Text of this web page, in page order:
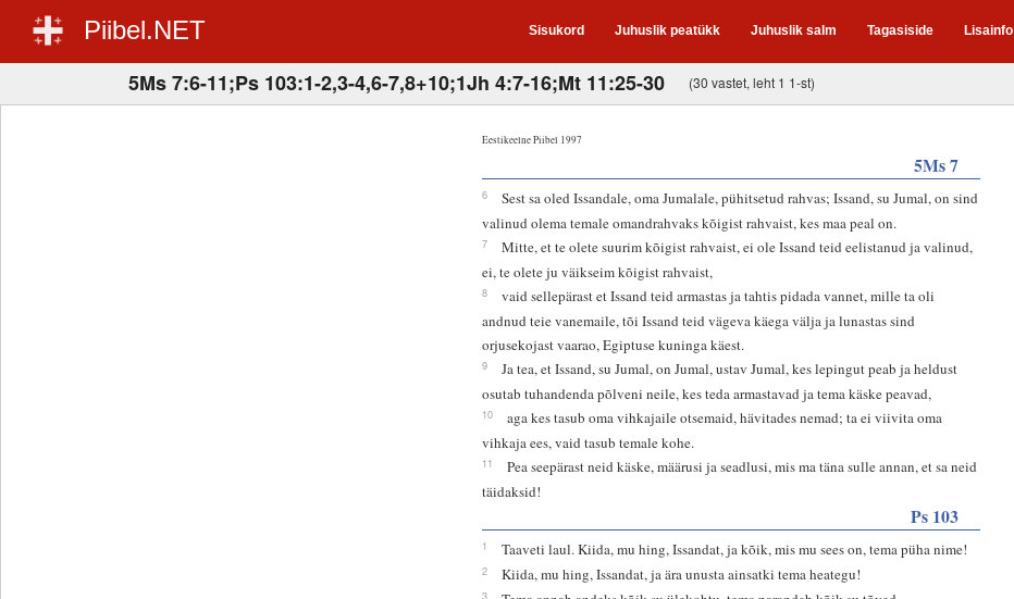
Piibel.NET Sisukord Juhuslik peatükk Juhuslik salm Tagasiside Lisainfo
5Ms 7:6-11;Ps 103:1-2,3-4,6-7,8+10;1Jh 4:7-16;Mt 11:25-30 (30 vastet, leht 1 1-st)
Eestikeelne Piibel 1997
5Ms 7
6
Sest sa oled Issandale, oma Jumalale, pühitsetud rahvas; Issand, su Jumal, on sind
valinud olema temale omandrahvaks kõigist rahvaist, kes maa peal on.
7
Mitte, et te olete suurim kõigist rahvaist, ei ole Issand teid eelistanud ja valinud,
ei, te olete ju väikseim kõigist rahvaist,
8
vaid sellepärast et Issand teid armastas ja tahtis pidada vannet, mille ta oli
andnud teie vanemaile, tõi Issand teid vägeva käega välja ja lunastas sind
orjusekojast vaarao, Egiptuse kuninga käest.
9
Ja tea, et Issand, su Jumal, on Jumal, ustav Jumal, kes lepingut peab ja heldust
osutab tuhandenda põlveni neile, kes teda armastavad ja tema käske peavad,
10
aga kes tasub oma vihkajaile otsemaid, hävitades nemad; ta ei viivita oma
vihkaja ees, vaid tasub temale kohe.
11
Pea seepärast neid käske, määrusi ja seadlusi, mis ma täna sulle annan, et sa neid
täidaksid!
Ps 103
1 Taaveti laul. Kiida, mu hing, Issandat, ja kõik, mis mu sees on, tema püha nime!
2 Kiida, mu hing, Issandat, ja ära unusta ainsatki tema heategu!
3